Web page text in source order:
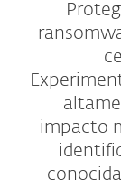
impacto